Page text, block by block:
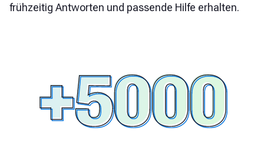
frühzeitig Antworten und passende Hilfe erhalten.